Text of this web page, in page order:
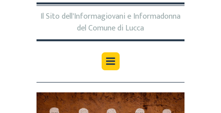
Il Sito dell'Informagiovani e Informadonna
del Comune di Lucca